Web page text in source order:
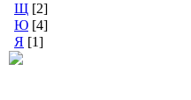
Щ [2]
Ю [4]
Я [1]